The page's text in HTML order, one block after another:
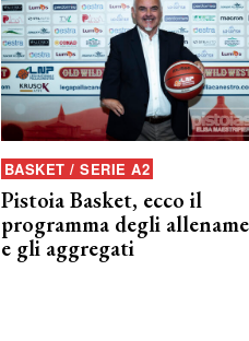
BASKET / SERIE A2
Pistoia Basket, ecco il
programma degli
e gli aggregati